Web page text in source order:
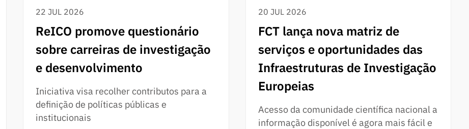
22 JUL 2026
ReICO promove questionário
sobre carreiras de investigação
e desenvolvimento
Iniciativa visa recolher contributos para a
definição de políticas públicas e
institucionais
20 JUL 2026
FCT lança nova matriz de
serviços e oportunidades das
Infraestruturas de Investigação
Europeias
Acesso da comunidade científica nacional a
informação disponível é agora mais fácil e